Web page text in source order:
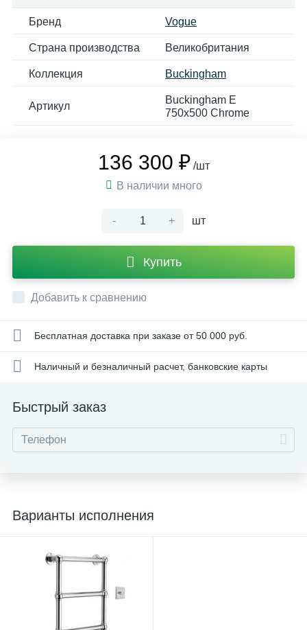
Бренд Vogue
Страна производства Великобритания
Коллекция Buckingham
Артикул
Buckingham E
750x500 Chrome
136 300 ₽ /шт
В наличии много
- + шт
Купить
Добавить к сравнению
Бесплатная доставка при заказе от 50 000 руб.
Наличный и безналичный расчет, банковские карты
Быстрый заказ
Варианты исполнения